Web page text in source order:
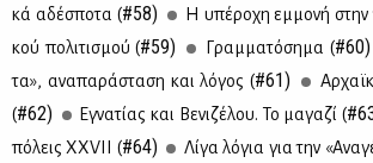
κά αδέ­σπο­τα (#58)
Η υπέ­ρο­χη εμ­μο­νή
κού πο­λι­τι­σμού (#59) Γραμ­μα­τό­ση­μα (#60)
τα», ανα­πα­ρά­στα­ση και λό­γος (#61)
(#62) Εγνα­τί­ας και Βε­νι­ζέ­λου. Το μα­γα­ζί (
πό­λεις XXVII (#64) Λί­γα λό­για για την